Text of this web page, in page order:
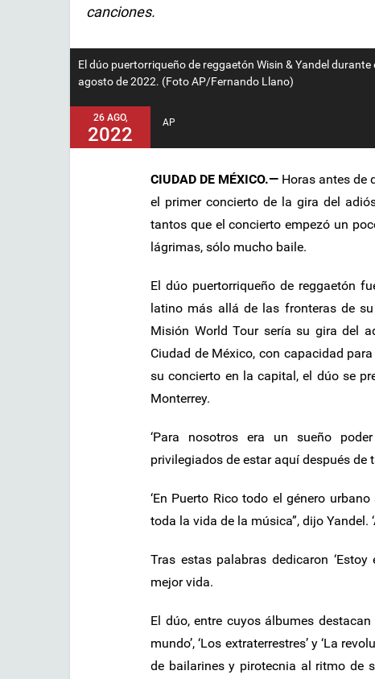
canciones.
El dúo puertorriqueño de reggaetón Wisin & Yandel
agosto de 2022. (Foto AP/Fernando Llano)
26 AGO,
2022
AP
CIUDAD DE MÉXICO.— Horas antes de
el primer concierto de la gira del
tantos que el concierto empezó un
lágrimas, sólo mucho baile.
El dúo puertorriqueño de reggaetón
latino más allá de las fronteras de
Misión World Tour sería su gira del
Ciudad de México, con capacidad
su concierto en la capital, el dúo se
Monterrey.
‘Para nosotros era un sueño
privilegiados de estar aquí después de
‘En Puerto Rico todo el género
toda la vida de la música”, dijo Yandel.
Tras estas palabras dedicaron
mejor vida.
El dúo, entre cuyos álbumes destacan
mundo’, ‘Los extraterrestres’ y ‘La
de bailarines y pirotecnia al ritmo de